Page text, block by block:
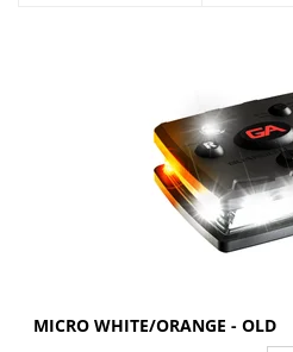
MCR-W/O-OLD
GUARDIAN ANGEL
MICRO WHITE/ORANGE - OLD